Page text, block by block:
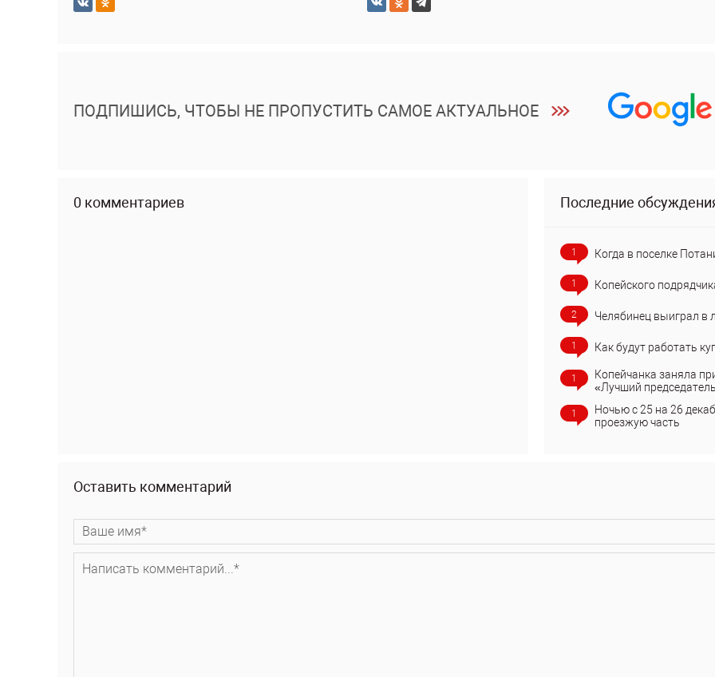
ПОДПИШИСЬ, ЧТОБЫ НЕ ПРОПУСТИТЬ САМОЕ АКТУАЛЬНОЕ
0 комментариев Последние
1 Когда в поселке
1 Копейского
2 Челябинец выиграл в
1 Как будут работать
1
Копейчанка заняла
«Лучший
1
Ночью с 25 на 26
проезжую часть
Оставить комментарий